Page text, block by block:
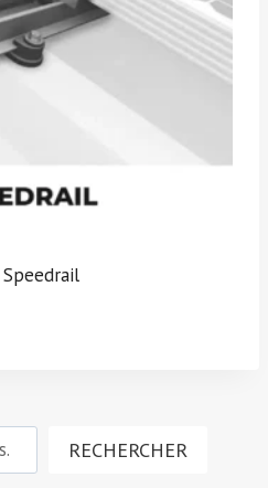
RECHERCHER